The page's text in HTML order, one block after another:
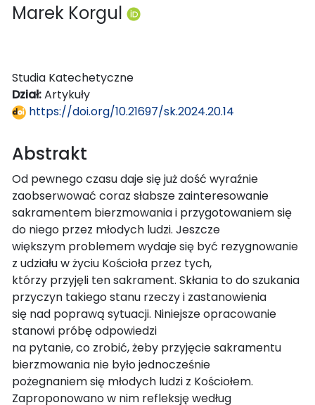
Marek Korgul
Studia Katechetyczne
Dział:Artykuły
https://doi.org/10.21697/sk.2024.20.14
Abstrakt
Od pewnego czasu daje się już dość wyraźnie
zaobserwować coraz słabsze zainteresowanie
sakramentem bierzmowania i przygotowaniem się
do niego przez młodych ludzi. Jeszcze
większym problemem wydaje się być rezygnowanie
z udziału w życiu Kościoła przez tych,
którzy przyjęli ten sakrament. Skłania to do szukania
przyczyn takiego stanu rzeczy i zastanowienia
się nad poprawą sytuacji. Niniejsze opracowanie
stanowi próbę odpowiedzi
na pytanie, co zrobić, żeby przyjęcie sakramentu
bierzmowania nie było jednocześnie
pożegnaniem się młodych ludzi z Kościołem.
Zaproponowano w nim refleksję według